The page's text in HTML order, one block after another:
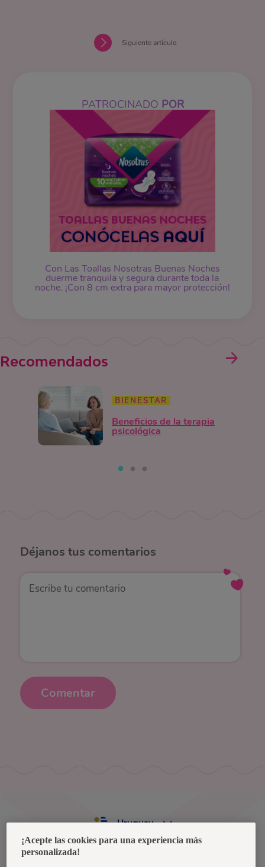
Siguiente artículo
PATROCINADO POR
Con Las Toallas Nosotras Buenas Noches
duerme tranquila y segura durante toda la
noche. ¡Con 8 cm extra para mayor protección!
Recomendados
BIENESTAR
Beneficios de la terapia
psicológica
Déjanos tus comentarios
Comentar
Política de privacidad de datos
Uruguay
¡Acepte las cookies para una experiencia más
personalizada!